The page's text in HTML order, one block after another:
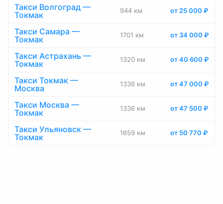
Такси Волгоград —
Токмак
944 км от 25 000 ₽
Такси Самара —
Токмак
1701 км от 34 000 ₽
Такси Астрахань —
Токмак
1320 км от 40 600 ₽
Такси Токмак —
Москва
1336 км от 47 000 ₽
Такси Москва —
Токмак
1336 км от 47 500 ₽
Такси Ульяновск —
Токмак
1659 км от 50 770 ₽